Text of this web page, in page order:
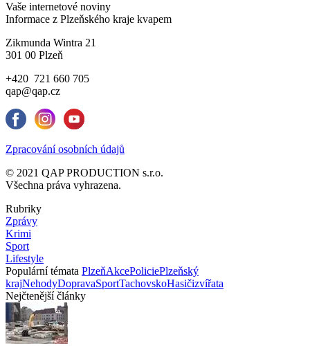
Vaše internetové noviny
Informace z Plzeňského kraje kvapem
Zikmunda Wintra 21
301 00 Plzeň
+420 721 660 705
qap@qap.cz
Zpracování osobních údajů
© 2021 QAP PRODUCTION s.r.o.
Všechna práva vyhrazena.
Rubriky
Zprávy
Krimi
Sport
Lifestyle
Populární témata PlzeňAkcePoliciePlzeňský
krajNehodyDopravaSportTachovskoHasičizvířata
Nejčtenější články